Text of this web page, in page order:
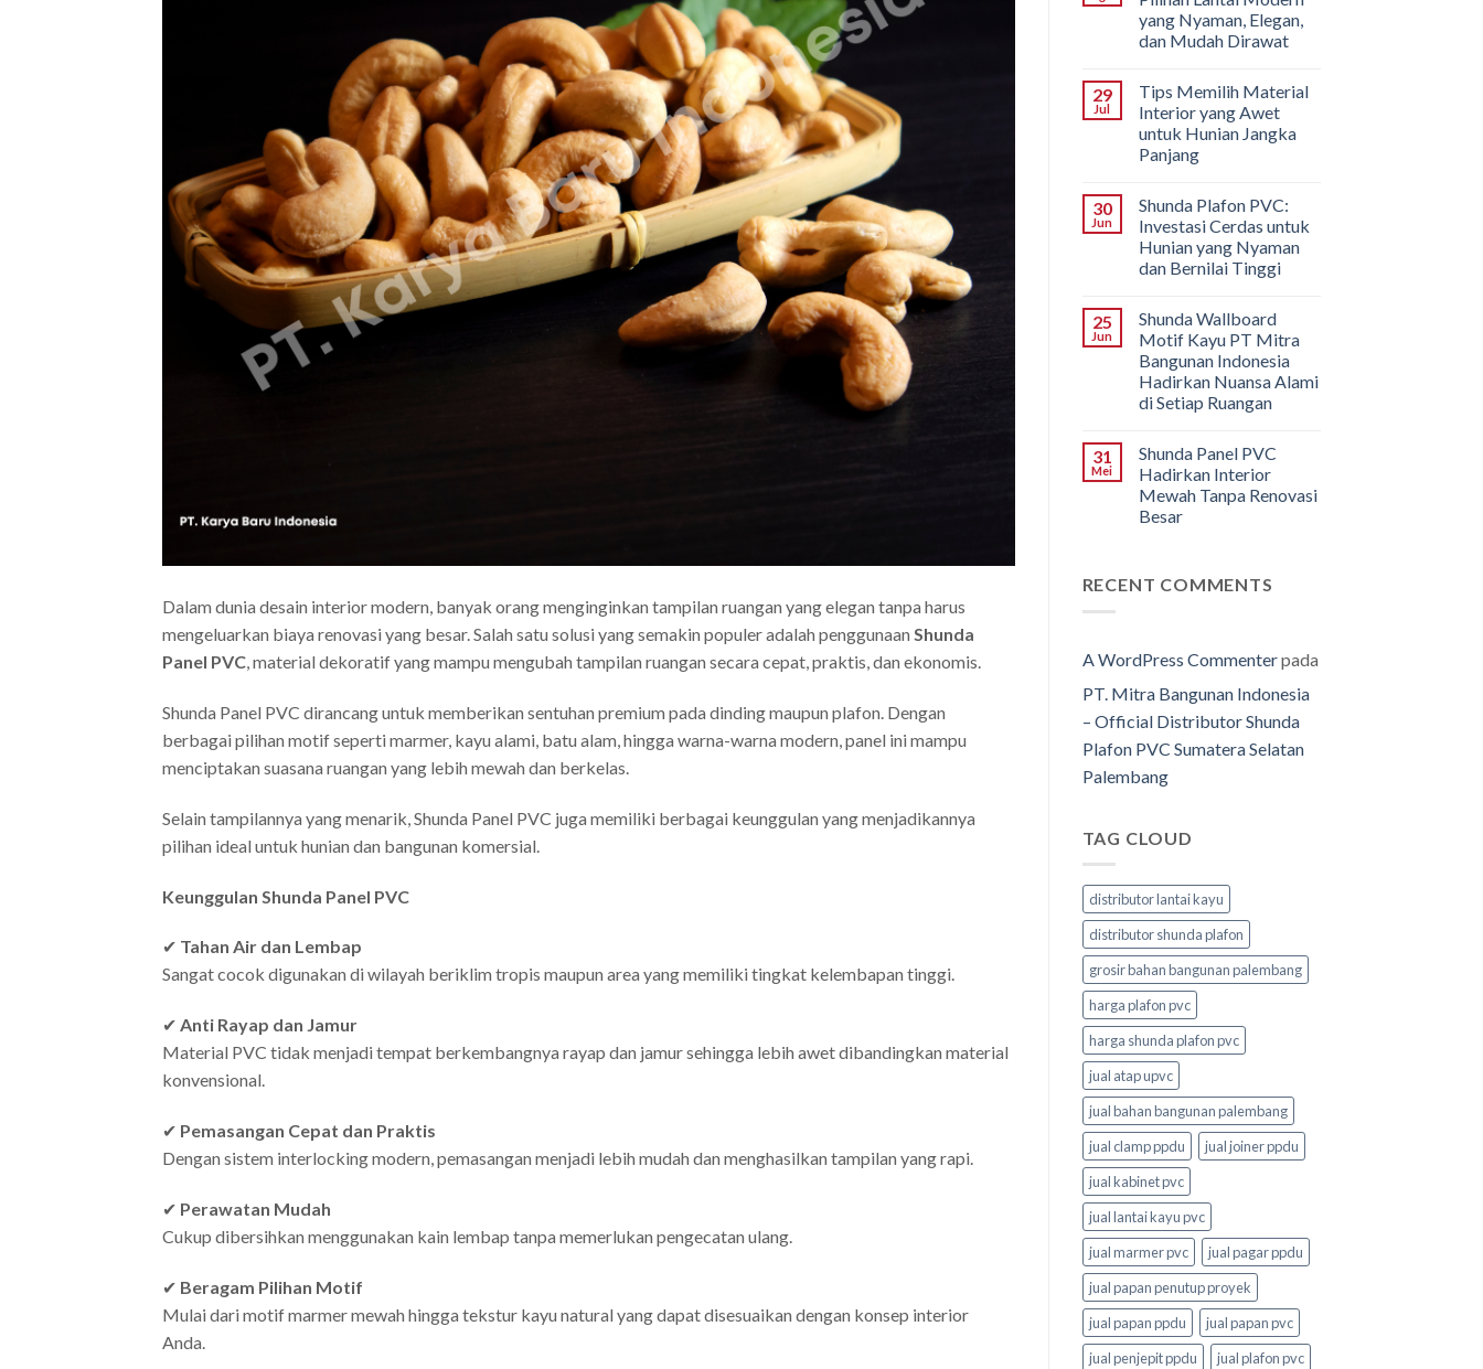
Dalam dunia desain interior modern, banyak orang menginginkan tampilan ruangan yang elegan tanpa harus
mengeluarkan biaya renovasi yang besar. Salah satu solusi yang semakin populer adalah penggunaan Shunda
Panel PVC, material dekoratif yang mampu mengubah tampilan ruangan secara cepat, praktis, dan ekonomis.
Shunda Panel PVC dirancang untuk memberikan sentuhan premium pada dinding maupun plafon. Dengan
berbagai pilihan motif seperti marmer, kayu alami, batu alam, hingga warna-warna modern, panel ini mampu
menciptakan suasana ruangan yang lebih mewah dan berkelas.
Selain tampilannya yang menarik, Shunda Panel PVC juga memiliki berbagai keunggulan yang menjadikannya
pilihan ideal untuk hunian dan bangunan komersial.
Keunggulan Shunda Panel PVC
✔ Tahan Air dan Lembap
Sangat cocok digunakan di wilayah beriklim tropis maupun area yang memiliki tingkat kelembapan tinggi.
✔ Anti Rayap dan Jamur
Material PVC tidak menjadi tempat berkembangnya rayap dan jamur sehingga lebih awet dibandingkan material
konvensional.
✔ Pemasangan Cepat dan Praktis
Dengan sistem interlocking modern, pemasangan menjadi lebih mudah dan menghasilkan tampilan yang rapi.
✔ Perawatan Mudah
Cukup dibersihkan menggunakan kain lembap tanpa memerlukan pengecatan ulang.
✔ Beragam Pilihan Motif
Mulai dari motif marmer mewah hingga tekstur kayu natural yang dapat disesuaikan dengan konsep interior
Anda.
yang Nyaman, Elegan,
dan Mudah Dirawat
29
Jul
Tips Memilih Material
Interior yang Awet
untuk Hunian Jangka
Panjang
30
Jun
Shunda Plafon PVC:
Investasi Cerdas untuk
Hunian yang Nyaman
dan Bernilai Tinggi
25
Jun
Shunda Wallboard
Motif Kayu PT Mitra
Bangunan Indonesia
Hadirkan Nuansa Alami
di Setiap Ruangan
31
Mei
Shunda Panel PVC
Hadirkan Interior
Mewah Tanpa Renovasi
Besar
RECENT COMMENTS
A WordPress Commenterpada
PT. Mitra Bangunan Indonesia
– Official Distributor Shunda
Plafon PVC Sumatera Selatan
Palembang
TAG CLOUD
distributor lantai kayu
distributor shunda plafon
grosir bahan bangunan palembang
harga plafon pvc
harga shunda plafon pvc
jual atap upvc
jual bahan bangunan palembang
jual clamp ppdu
jual joiner ppdu
jual kabinet pvc
jual lantai kayu pvc
jual marmer pvc
jual pagar ppdu
jual papan penutup proyek
jual papan ppdu
jual papan pvc
jual penjepit ppdu
jual plafon pvc